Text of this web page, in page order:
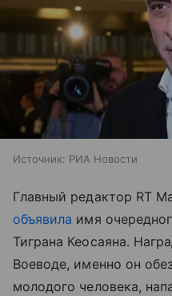
Источник: РИА Новости
Главный редактор RT
объявила имя
Тиграна Кеосаяна.
Воеводе, именно он
молодого человека,